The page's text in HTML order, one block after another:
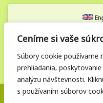
Ceníme si vaše
Súbory cookie používame
prehliadania,
analýzu návštevnosti.
s používaním súborov